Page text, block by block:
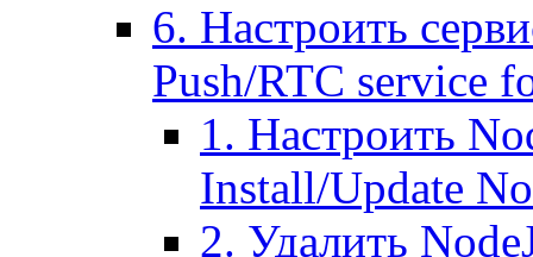
6. Настроить
Push/RTC service
1. Настроить
Install/Update
2. Удалить